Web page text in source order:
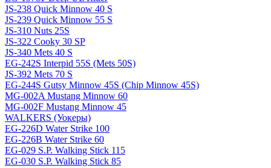
JS-238 Quick Minnow 40 S
JS-239 Quick Minnow 55 S
JS-310 Nuts 25S
JS-322 Cooky 30 SP
JS-340 Mets 40 S
EG-242S Interpid 55S (Mets 50S)
JS-392 Mets 70 S
EG-244S Gutsy Minnow 45S (Chip Minnow 45S)
MG-002A Mustang Minnow 60
MG-002F Mustang Minnow 45
WALKERS (Уокеры)
EG-226D Water Strike 100
EG-226B Water Strike 60
EG-029 S.P. Walking Stick 115
EG-030 S.P. Walking Stick 85